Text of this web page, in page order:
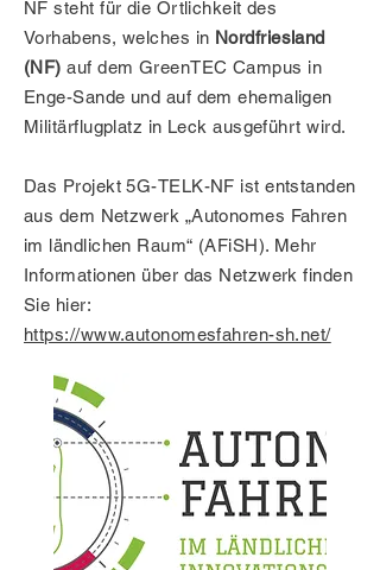
NF steht für die Örtlichkeit des
Vorhabens, welches in Nordfriesland
(NF) auf dem GreenTEC Campus in
Enge-Sande und auf dem ehemaligen
Militärflugplatz in Leck ausgeführt wird.
Das Projekt 5G-TELK-NF ist entstanden
aus dem Netzwerk „Autonomes Fahren
im ländlichen Raum“ (AFiSH). Mehr
Informationen über das Netzwerk finden
Sie hier:
https://www.autonomesfahren-sh.net/